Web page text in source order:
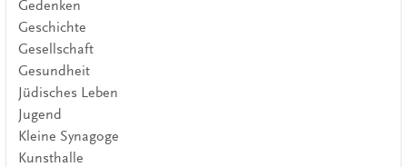
Gedenken
Geschichte
Gesellschaft
Gesundheit
Jüdisches Leben
Jugend
Kleine Synagoge
Kunsthalle